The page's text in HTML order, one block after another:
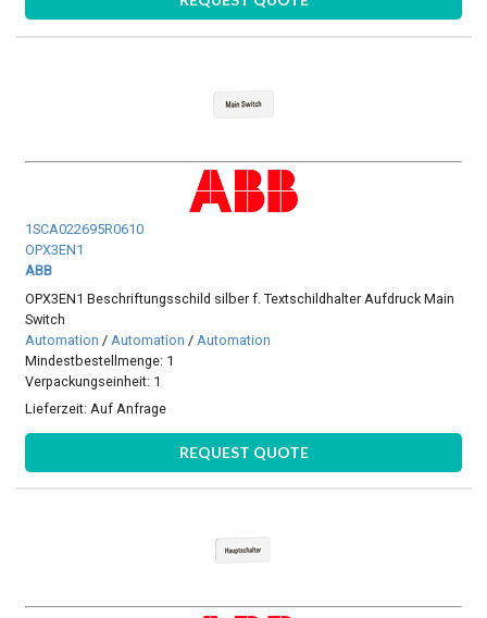
1SCA022695R0610
OPX3EN1
ABB
OPX3EN1 Beschriftungsschild silber f. Textschildhalter Aufdruck Main
Switch
Automation / Automation / Automation
Mindestbestellmenge: 1
Verpackungseinheit: 1
Lieferzeit:Auf Anfrage
REQUEST QUOTE